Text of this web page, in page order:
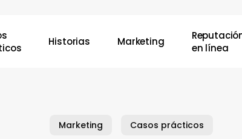
Historias Marketing
en línea
Marketing Casos prácticos